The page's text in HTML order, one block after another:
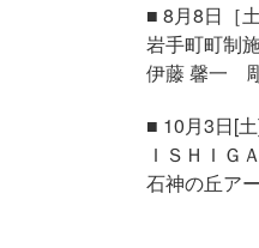
■ 8月8日［
岩手町町制
伊藤 馨一
■ 10月3日[
ＩＳＨＩＧ
石神の丘ア